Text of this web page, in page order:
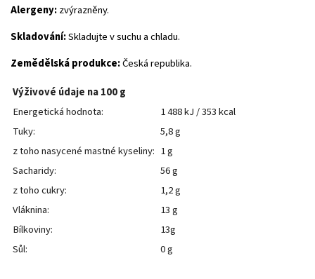
Alergeny:zvýrazněny.
Skladování:Skladujte v suchu a chladu.
Zemědělská produkce:Česká republika.
Výživové údaje na 100 g
Energetická hodnota:
1 488 kJ / 353 kcal
Tuky:
5,8 g
z toho nasycené mastné kyseliny: 1 g
Sacharidy:
56 g
z toho cukry:
1,2 g
Vláknina:
13 g
Bílkoviny:
13g
Sůl:
0 g